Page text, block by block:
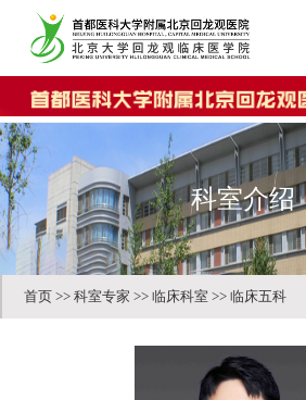
科室介绍
首页 >> 科室专家 >> 临床科室 >> 临床五科